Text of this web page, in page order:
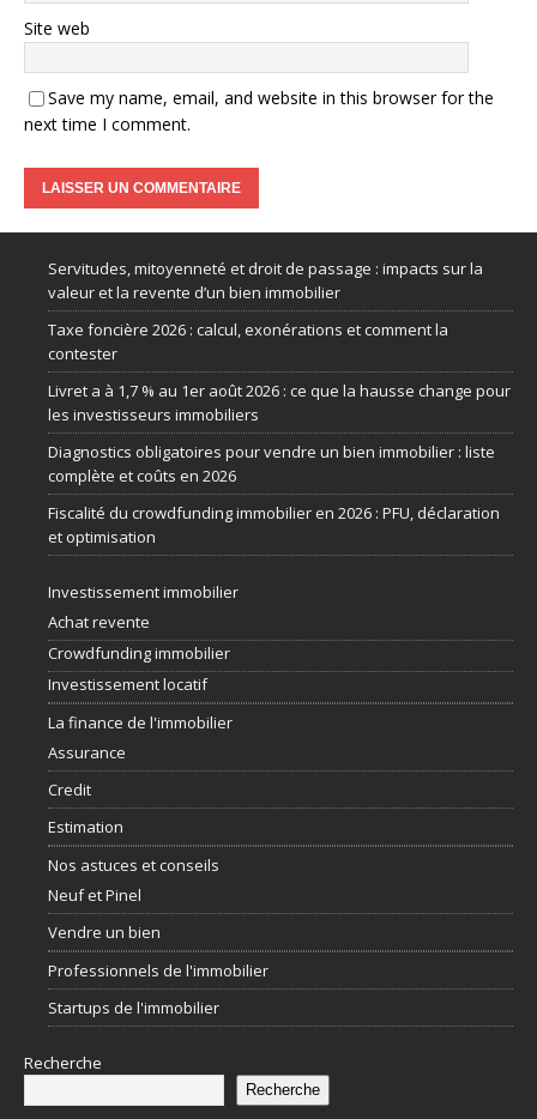
Site web
Save my name, email, and website in this browser for the
next time I comment.
Servitudes, mitoyenneté et droit de passage : impacts sur la
valeur et la revente d’un bien immobilier
Taxe foncière 2026 : calcul, exonérations et comment la
contester
Livret a à 1,7 % au 1er août 2026 : ce que la hausse change pour
les investisseurs immobiliers
Diagnostics obligatoires pour vendre un bien immobilier : liste
complète et coûts en 2026
Fiscalité du crowdfunding immobilier en 2026 : PFU, déclaration
et optimisation
Investissement immobilier
Achat revente
Crowdfunding immobilier
Investissement locatif
La finance de l'immobilier
Assurance
Credit
Estimation
Nos astuces et conseils
Neuf et Pinel
Vendre un bien
Professionnels de l'immobilier
Startups de l'immobilier
Recherche
Recherche